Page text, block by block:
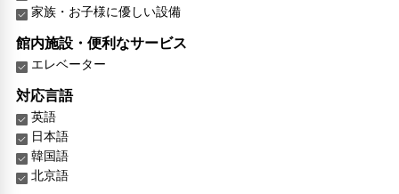
家族・お子様に優しい設備
館内施設・便利なサービス
エレベーター
対応言語
英語
日本語
韓国語
北京語